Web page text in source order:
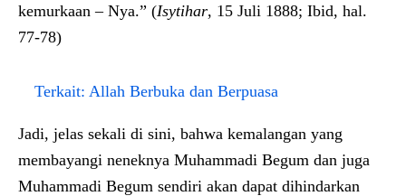
kemurkaan – Nya.” (Isytihar, 15 Juli 1888; Ibid, hal.
77-78)
Terkait: Allah Berbuka dan Berpuasa
Jadi, jelas sekali di sini, bahwa kemalangan yang
membayangi neneknya Muhammadi Begum dan juga
Muhammadi Begum sendiri akan dapat dihindarkan